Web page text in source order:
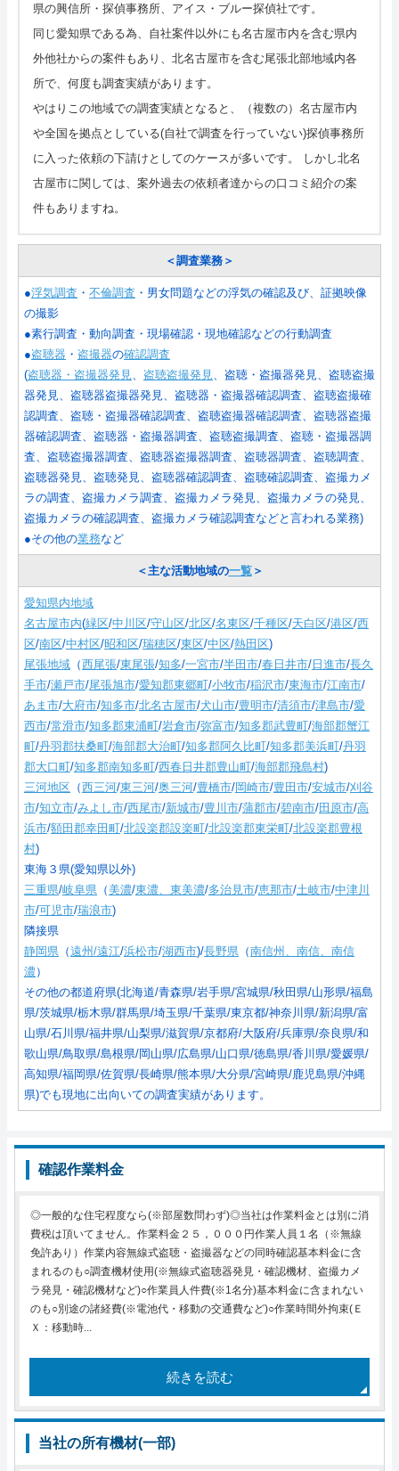
県の興信所・探偵事務所、アイス・ブルー探偵社です。
同じ愛知県である為、自社案件以外にも名古屋市内を含む県内
外他社からの案件もあり、北名古屋市を含む尾張北部地域内各
所で、何度も調査実績があります。
やはりこの地域での調査実績となると、（複数の）名古屋市内
や全国を拠点としている(自社で調査を行っていない)探偵事務所
に入った依頼の下請けとしてのケースが多いです。 しかし北名
古屋市に関しては、案外過去の依頼者達からの口コミ紹介の案
件もありますね。
＜調査業務＞
●浮気調査 ・ 不倫調査 ・男女問題などの浮気の確認及び、証拠映像
の撮影
●素行調査・動向調査・現場確認・現地確認などの行動調査
●盗聴器 ・ 盗撮器の確認調査
(盗聴器・盗撮器発見 盗聴盗撮発見
、盗聴・盗撮器発見、盗聴盗撮
器発見、盗聴器盗撮器発見、盗聴器・盗撮器確認調査、盗聴盗撮確
認調査、盗聴・盗撮器確認調査、盗聴盗撮器確認調査、盗聴器盗撮
器確認調査、盗聴器・盗撮器調査、盗聴盗撮調査、盗聴・盗撮器調
査、盗聴盗撮器調査、盗聴器盗撮器調査、盗聴器調査、盗聴調査、
盗聴器発見、盗聴発見、盗聴器確認調査、盗聴確認調査、盗撮カメ
ラの調査、盗撮カメラ調査、盗撮カメラ発見、盗撮カメラの発見、
盗撮カメラの確認調査、盗撮カメラ確認調査などと言われる業務)
●その他の業務など
＜主な活動地域の一覧＞
愛知県内地域
名古屋市内(緑区/中川区/守山区/北区/名東区/千種区/天白区/港区/西
区/南区/中村区/昭和区/瑞穂区/東区/中区/熱田区)
尾張地域 （西尾張/東尾張/知多/一宮市/半田市/春日井市/ 日進市/長久
手市/瀬戸市/尾張旭市/愛知郡東郷町/小牧市/稲沢市/東海市/江南市/
あま市/大府市/知多市/北名古屋市/犬山市/豊明市/清須市/津島市/愛
西市/常滑市/知多郡東浦町/岩倉市/弥富市/知多郡武豊町/海部郡蟹江
町/丹羽郡扶桑町/海部郡大治町/知多郡阿久比町/知多郡美浜町/丹羽
郡大口町/知多郡南知多町/西春日井郡豊山町/海部郡飛島村)
三河地区 （西三河/東三河/奥三河/豊橋市/岡崎市/豊田市/安城市/刈谷
市/知立市/みよし市/西尾市/新城市/豊川市/蒲郡市/碧南市/田原市/高
浜市/額田郡幸田町/北設楽郡設楽町/北設楽郡東栄町/北設楽郡豊根
村)
東海３県(愛知県以外)
三重県/岐阜県 （美濃/東濃、東美濃/多治見市/恵那市/土岐市/中津川
市/可児市/瑞浪市)
隣接県
静岡県 （遠州/遠江/浜松市/湖西市)/長野県 （南信州、南信、南信
濃 ）
その他の都道府県(北海道/青森県/岩手県/宮城県/秋田県/山形県/福島
県/茨城県/栃木県/群馬県/埼玉県/千葉県/東京都/神奈川県/新潟県/富
山県/石川県/福井県/山梨県/滋賀県/京都府/大阪府/兵庫県/奈良県/和
歌山県/鳥取県/島根県/岡山県/広島県/山口県/徳島県/香川県/愛媛県/
高知県/福岡県/佐賀県/長崎県/熊本県/大分県/宮崎県/鹿児島県/沖縄
県)でも現地に出向いての調査実績があります。
確認作業料金
◎一般的な住宅程度なら(※部屋数問わず)◎当社は作業料金とは別に消
費税は頂いてません。作業料金２５，０００円作業人員１名（※無線
免許あり）作業内容無線式盗聴・盗撮器などの同時確認基本料金に含
まれるのも○調査機材使用(※無線式盗聴器発見・確認機材、盗撮カメ
ラ発見・確認機材など)○作業員人件費(※1名分)基本料金に含まれない
のも○別途の諸経費(※電池代・移動の交通費など)○作業時間外拘束(Ｅ
Ｘ：移動時...
続きを読む
当社の所有機材(一部)